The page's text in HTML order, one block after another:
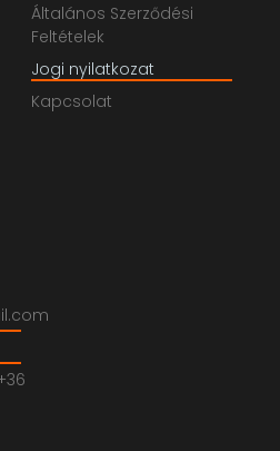
Általános Szerződési
Feltételek
Jogi nyilatkozat
Kapcsolat